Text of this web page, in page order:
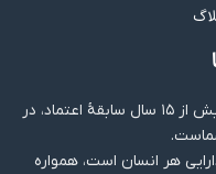
با بیش از ۱۵ سال سابقهٔ اعتماد، در
هر انسان است، همواره